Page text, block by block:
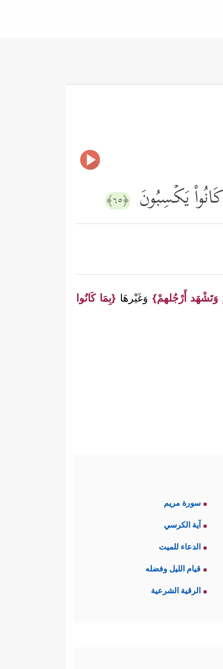
یَكۡسِبُونَ ﴿٦٥﴾
وَتَشْهَد أَرْجُلهمْ} وَغَيْرهَا {بِمَا كَانُوا
سورة مريم
آية الكرسي
الدعاء للميت
قيام الليل وفضله
الرقية الشرعية